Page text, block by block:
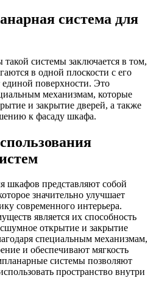
система для
системы заключается в том,
в одной плоскости с его
единой поверхности. Это
механизмам, которые
и закрытие дверей, а также
к фасаду шкафа.
шкафов представляют собой
значительно улучшает
современного интерьера.
является их способность
открытие и закрытие
специальным механизмам,
и обеспечивают мягкость
системы позволяют
пространство внутри